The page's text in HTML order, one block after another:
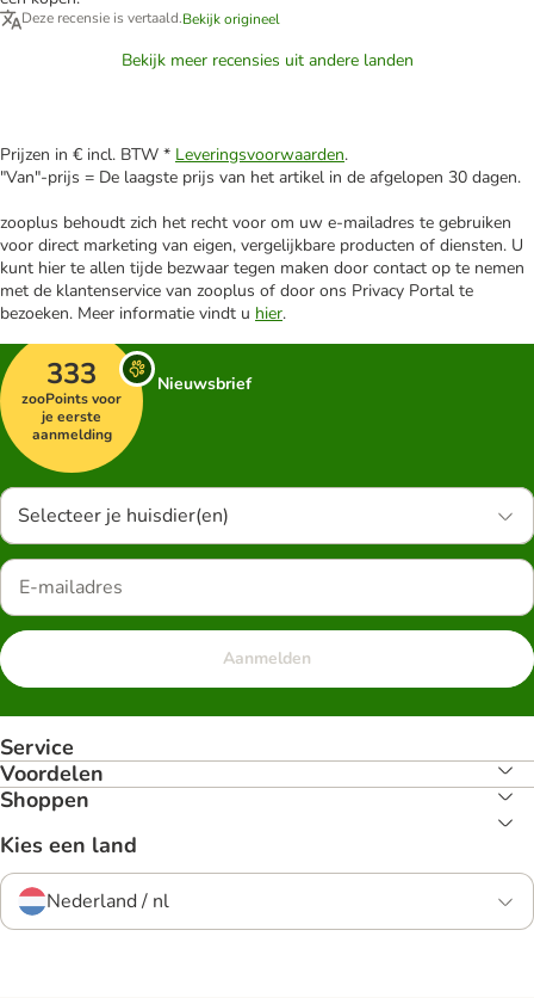
Deze recensie is vertaald.Bekijk origineel
Bekijk meer recensies uit andere landen
Prijzen in € incl. BTW * Leveringsvoorwaarden.
"Van"-prijs = De laagste prijs van het artikel in de afgelopen 30 dagen.
zooplus behoudt zich het recht voor om uw e-mailadres te gebruiken
voor direct marketing van eigen, vergelijkbare producten of diensten. U
kunt hier te allen tijde bezwaar tegen maken door contact op te nemen
met de klantenservice van zooplus of door ons Privacy Portal te
bezoeken. Meer informatie vindt u hier.
333
zooPoints voor
je eerste
aanmelding
Nieuwsbrief
Selecteer je huisdier(en)
Aanmelden
Service
Voordelen
Shoppen
Kies een land
Nederland / nl